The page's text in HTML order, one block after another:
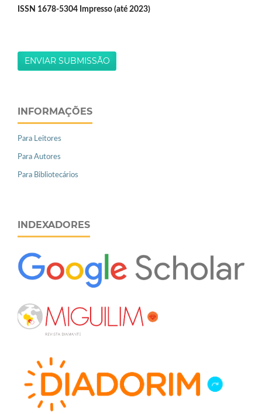
ISSN 1678-5304 Impresso (até 2023)
ENVIAR SUBMISSÃO
INFORMAÇÕES
Para Leitores
Para Autores
Para Bibliotecários
INDEXADORES